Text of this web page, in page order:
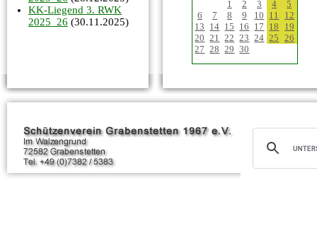
KK-Liegend 3. RWK
2025_26 (30.11.2025)
1
2 3 4
5
6
7 8 9 10 11
12
13 14 15 16 17 18
19
20 21 22 23 24 25 26
27 28 29 30